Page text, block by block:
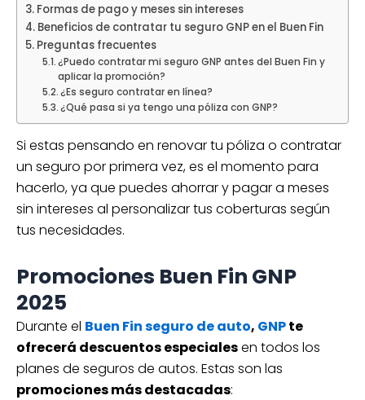
Formas de pago y meses sin intereses
Beneficios de contratar tu seguro GNP en el Buen Fin
Preguntas frecuentes
¿Puedo contratar mi seguro GNP antes del Buen Fin y
aplicar la promoción?
¿Es seguro contratar en línea?
¿Qué pasa si ya tengo una póliza con GNP?
Si estas pensando en renovar tu póliza o contratar
un seguro por primera vez, es el momento para
hacerlo, ya que puedes ahorrar y pagar a meses
sin intereses al personalizar tus coberturas según
tus necesidades.
Promociones Buen Fin GNP
2025
Durante el Buen Fin seguro de auto, GNPte
ofrecerá descuentos especialesen todos los
planes de seguros de autos. Estas son las
promociones más destacadas: